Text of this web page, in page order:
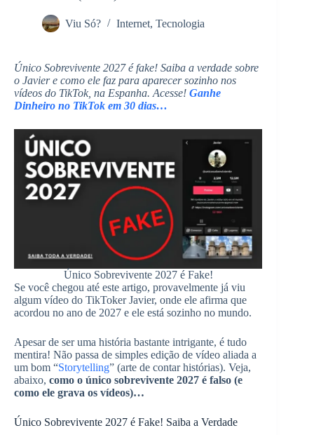
Viu Só? Internet, Tecnologia
Único Sobrevivente 2027 é fake! Saiba a verdade sobre
o Javier e como ele faz para aparecer sozinho nos
vídeos do TikTok, na Espanha. Acesse! Ganhe
Dinheiro no TikTok em 30 dias…
Único Sobrevivente 2027 é Fake!
Se você chegou até este artigo, provavelmente já viu
algum vídeo do TikToker Javier, onde ele afirma que
acordou no ano de 2027 e ele está sozinho no mundo.
Apesar de ser uma história bastante intrigante, é tudo
mentira! Não passa de simples edição de vídeo aliada a
um bom “Storytelling” (arte de contar histórias). Veja,
abaixo, como o único sobrevivente 2027 é falso (e
como ele grava os vídeos)…
Único Sobrevivente 2027 é Fake! Saiba a Verdade